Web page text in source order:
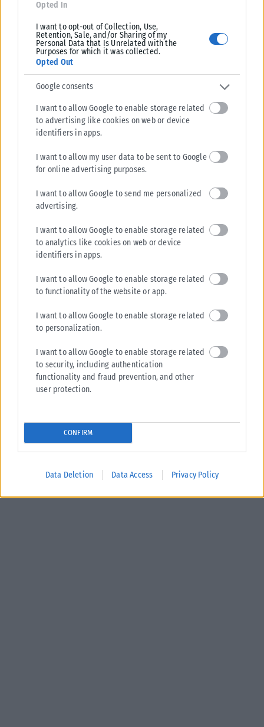
Opted In
I want to opt-out of Collection, Use,
Retention, Sale, and/or Sharing of my
Personal Data that Is Unrelated with the
Purposes for which it was collected.
Opted Out
Google consents
I want to allow Google to enable storage related
to advertising like cookies on web or device
identifiers in apps.
I want to allow my user data to be sent to Google
for online advertising purposes.
I want to allow Google to send me personalized
advertising.
I want to allow Google to enable storage related
to analytics like cookies on web or device
identifiers in apps.
I want to allow Google to enable storage related
to functionality of the website or app.
I want to allow Google to enable storage related
to personalization.
I want to allow Google to enable storage related
to security, including authentication
functionality and fraud prevention, and other
user protection.
CONFIRM
Data Deletion Data Access Privacy Policy